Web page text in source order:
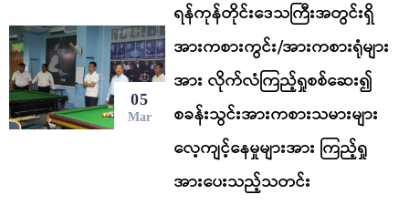
05
Mar
ရန်ကုန်တိုင်းဒေသကြီးအတွင်းရှိ
အားကစားကွင်း/အားကစားရုံများ
အား လိုက်လံကြည့်ရှုစစ်ဆေး၍
စခန်းသွင်းအားကစားသမားများ
လေ့ကျင့်နေမှုများအား ကြည့်ရှု
အားပေးသည့်သတင်း